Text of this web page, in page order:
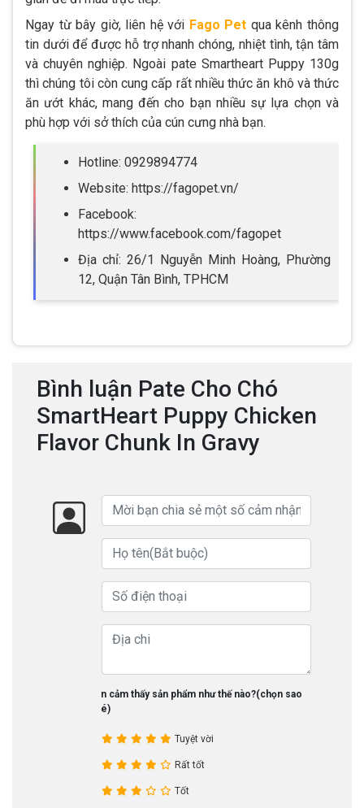
Ngay từ bây giờ, liên hệ với Fago Pet qua kênh thông
tin dưới để được hỗ trợ nhanh chóng, nhiệt tình, tận tâm
và chuyên nghiệp. Ngoài pate Smartheart Puppy 130g
thì chúng tôi còn cung cấp rất nhiều thức ăn khô và thức
ăn ướt khác, mang đến cho bạn nhiều sự lựa chọn và
phù hợp với sở thích của cún cưng nhà bạn.
Hotline: 0929894774
Website: https://fagopet.vn/
Facebook:
https://www.facebook.com/fagopet
Địa chỉ: 26/1 Nguyễn Minh Hoàng, Phường
12, Quận Tân Bình, TPHCM
Bình luận Pate Cho Chó
SmartHeart Puppy Chicken
Flavor Chunk In Gravy
Bạn cảm thấy sản phẩm như thế nào?(chọn sao
nhé)
Tuyệt vời
Rất tốt
Tốt